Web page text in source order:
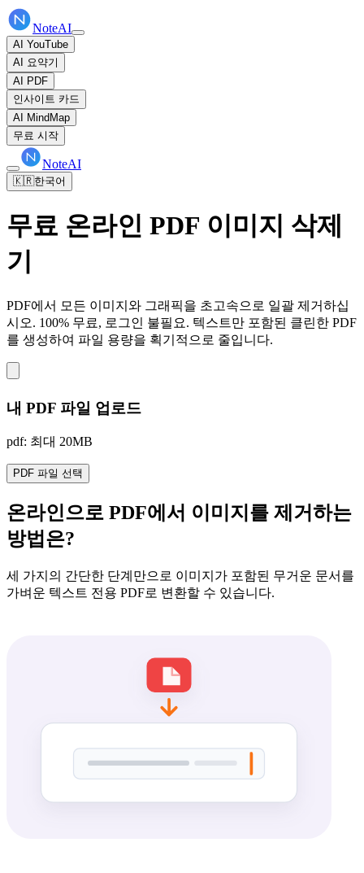
NoteAI
AI YouTube
AI 요약기
AI PDF
인사이트 카드
AI MindMap
무료 시작
NoteAI
🇰🇷한국어
무료 온라인 PDF 이미지 삭제
기
PDF에서 모든 이미지와 그래픽을 초고속으로 일괄 제거하십
시오. 100% 무료, 로그인 불필요. 텍스트만 포함된 클린한 PDF
를 생성하여 파일 용량을 획기적으로 줄입니다.
내 PDF 파일 업로드
pdf: 최대 20MB
PDF 파일 선택
온라인으로 PDF에서 이미지를 제거하는
방법은?
세 가지의 간단한 단계만으로 이미지가 포함된 무거운 문서를
가벼운 텍스트 전용 PDF로 변환할 수 있습니다.